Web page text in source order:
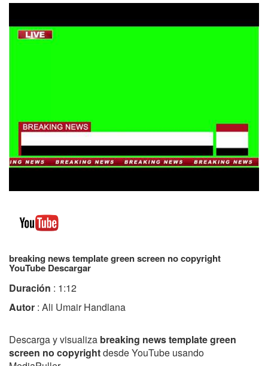
breaking news template green screen no copyright
YouTube Descargar
Duración : 1:12
Autor : Ali Umair Handlana
Descarga y visualiza breaking news template green
screen no copyrightdesde YouTube usando